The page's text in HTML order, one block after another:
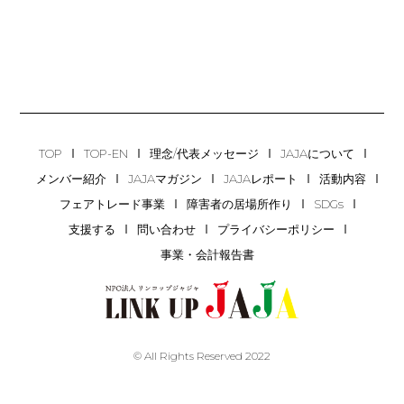
TOP TOP-EN 理念/代表メッセージ
JAJAについて
メンバー紹介
JAJAマガジン JAJAレポート
活動内容
フェアトレード事業
障害者の居場所作り
SDGs
支援する
問い合わせ
プライバシーポリシー
事業・会計報告書
© All Rights Reserved 2022